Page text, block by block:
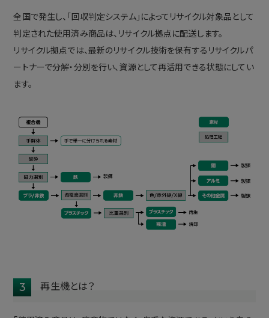
全国で発生し、「回収判定システム」によってリサイクル対象品として
判定された使用済み商品は、リサイクル拠点に配送します。
リサイクル拠点では、最新のリサイクル技術を保有するリサイクルパ
ートナーで分解・分別を行い、資源として再活用できる状態にしてい
ます。
3 再生機とは？